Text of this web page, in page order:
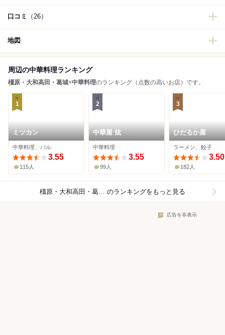
口コミ （26）
地図
周辺の中華料理ランキング
橿原・大和高田・葛城×中華料理のランキング（点数の高いお店）です。
1
ミツカン
中華料理、バル
3.55
115人
2
中華屋 炫
中華料理
3.55
99人
3
ひだるか屋
ラーメン、餃子
3.50
182人
橿原・大和高田・葛城×中華料理 のランキングをもっと見る
広告を非表示